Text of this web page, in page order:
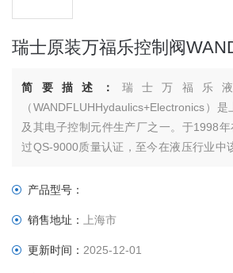
瑞士原装万福乐控制阀
简要描述： 瑞士万福乐
（WANDFLUHHydaulics+Electronics）
及其电子控制元件生产厂之一。于1998
过QS-9000质量认证，至今在液压行业中
靠，性能*，外表光亮美观，从而得到世界
产品型号：
销售地址：上海市
更新时间：2025-12-01